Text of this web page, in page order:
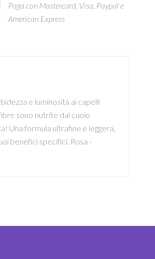
Paga con Mastercard, Visa, Paypal e
American Express
e luminosità ai capelli
sono nutrite dal cuoio
Una formula ultrafine e leggera,
benefici specifici. Rosa -